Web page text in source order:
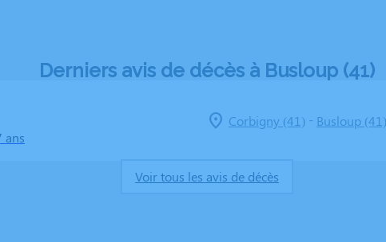
Derniers avis de décès à Busloup (41)
ans
Corbigny (41) - Busloup (41)
Voir tous les avis de décès